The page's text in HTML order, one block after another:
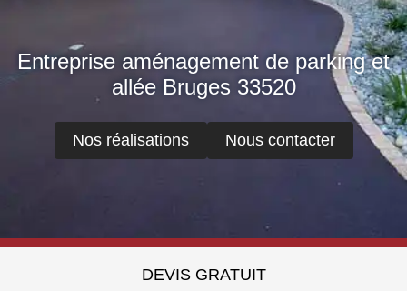
Entreprise aménagement de parking et
allée Bruges 33520
Nos réalisations Nous contacter
DEVIS GRATUIT